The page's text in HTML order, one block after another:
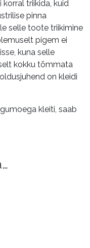
triikida, kuid
pinna
selle toote triikimine
pigem ei
kuna selle
kokku tõmmata
on kleidi
kleiti, saab